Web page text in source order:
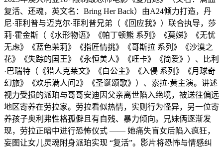
复活、还魂，英文名：Bring Her Back）由A24倾力打造，丹
尼·菲利普与迈克尔·菲利普兄弟（《回应我》）联合执导，莎
莉·霍金斯（《水形物语》《帕丁顿熊 系列》《莫娣》《无忧
无虑》《蓝色茉莉》《指匠情挑》《哥斯拉 系列》《沙漠之
花》《失踪的国王》《永恒美人》《旺卡》《简爱》）、比利
·巴瑞特（《猎人克莱文》《白公主》《入侵 系列》《月球奇
幻旅》《欢乐满人间2》《圣诞颂歌》）、索拉·黄主演。讲述
视力受损的派珀与哥哥安迪因父亲离世陷入绝境，被送往偏远
地区寄养在劳拉家。劳拉看似热情，实则行为怪异，另一位寄
养孩子奥利弗性格孤僻且有自残、暴力倾向。兄妹俩逐渐发
现，劳拉正暗中进行恐怖仪式 —— 她痛失盲女后陷入疯狂，
妄图让女儿灵魂附身派珀实现 “复活”。影片将恐怖与情感纠